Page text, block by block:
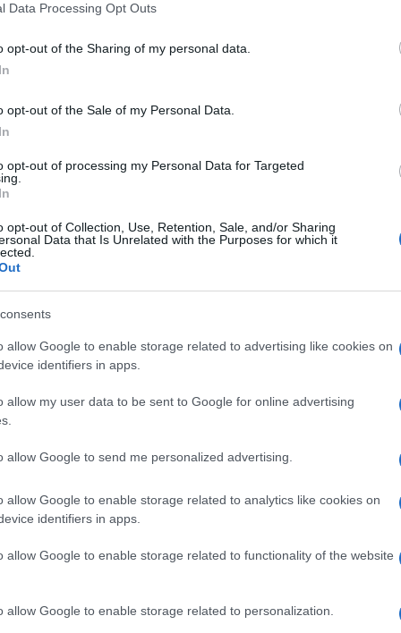
Data Processing Opt Outs
opt-out of the Sharing of my personal data.
opt-out of the Sale of my Personal Data.
opt-out of processing my Personal Data for Targeted
opt-out of Collection, Use, Retention, Sale, and/or Sharing
Data that Is Unrelated with the Purposes for which it
allow Google to enable storage related to advertising like cookies on
identifiers in apps.
allow my user data to be sent to Google for online advertising
allow Google to send me personalized advertising.
allow Google to enable storage related to analytics like cookies on
identifiers in apps.
allow Google to enable storage related to functionality of the website
allow Google to enable storage related to personalization.
Dal 1° al 30 novembre 2026, l'Italia celebra il Mese
risparmio, investimenti e previdenza.
secondo trimestre 2026: tassi,
surroghe e investimenti
Nel secondo trimestre 2026, la domanda di mutui
Francesca Galli · 1 Ago 2026